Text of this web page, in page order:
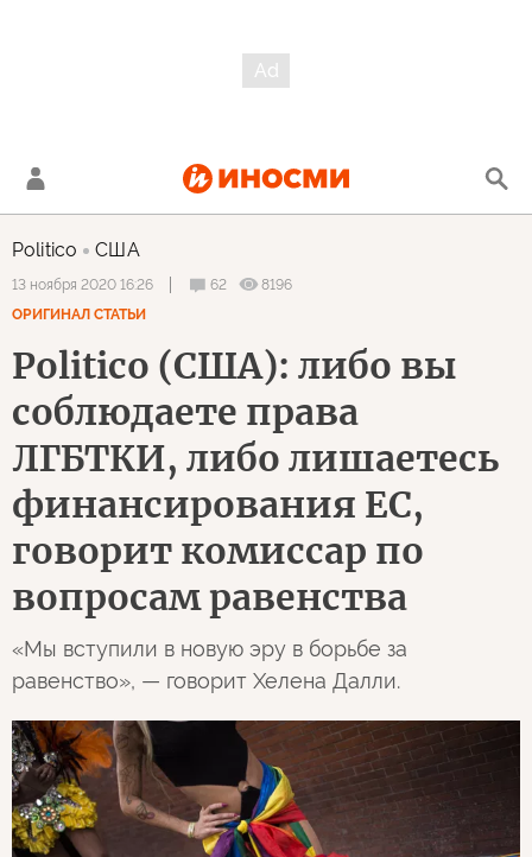
Politico США
13 ноября 2020 16:26 62
8196
ОРИГИНАЛ СТАТЬИ
Politico (США): либо вы
соблюдаете права
ЛГБТКИ, либо лишаетесь
финансирования ЕС,
говорит комиссар по
вопросам равенства
«Мы вступили в новую эру в борьбе за
равенство», — говорит Хелена Далли.